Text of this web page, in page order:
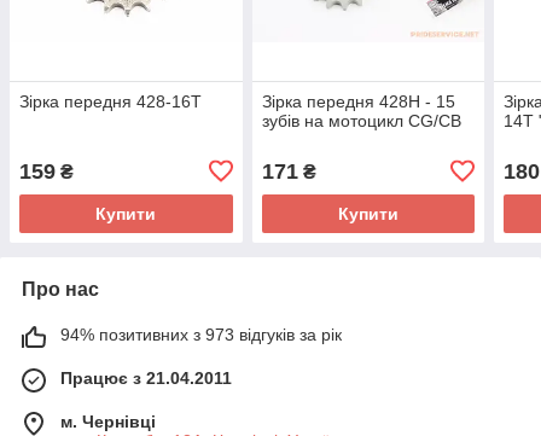
Зірка передня 428-16T
159 ₴
Купити
Зірка передня 428H - 15
зубів на мотоцикл CG/CB
171₴
Купити
14T
180
Про нас
94% позитивних з 973 відгуків за рік
Працює з 21.04.2011
м. Чернівці